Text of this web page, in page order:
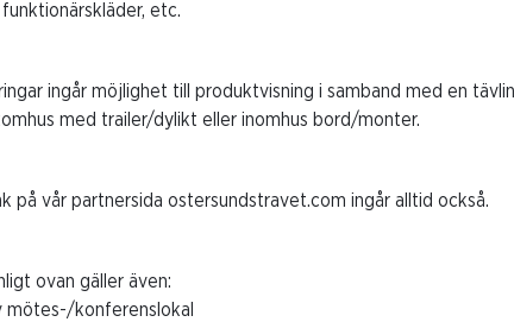
etc.
ingår möjlighet till produktvisning i samband med en
med trailer/dylikt eller inomhus bord/monter.
på vår partnersida ostersundstravet.com ingår alltid också.
ovan gäller även:
mötes-/konferenslokal